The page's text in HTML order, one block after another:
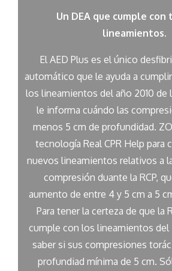
Un DEA que cumple con
lineamientos.
El AED Plus es el único
automático que le ayuda a
los lineamientos del año 2010 de
le informa cuándo las
menos 5 cm de profundidad.
tecnología Real CPR Help para
nuevos lineamientos relativos a
compresión duante la RCP,
aumento de entre 4 y 5 cm a 5
Para tener la certeza de que la
cumple con los lineamientos del
saber si sus compresiones
profundiad mínima de 5 cm.